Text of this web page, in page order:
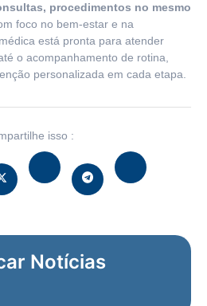
procedimentos no mesmo
foco no bem-estar e na
está pronta para atender
o acompanhamento de rotina,
personalizada em cada etapa.
isso :
Notícias